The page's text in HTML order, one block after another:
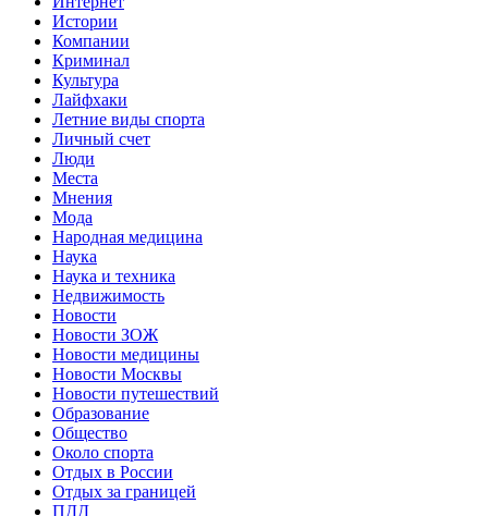
Истории
Компании
Криминал
Культура
Лайфхаки
Летние виды спорта
Личный счет
Люди
Места
Мнения
Мода
Народная медицина
Наука
Наука и техника
Недвижимость
Новости
Новости ЗОЖ
Новости медицины
Новости Москвы
Новости путешествий
Образование
Общество
Около спорта
Отдых в России
Отдых за границей
ПДД